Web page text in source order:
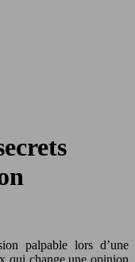
qui change une opinion